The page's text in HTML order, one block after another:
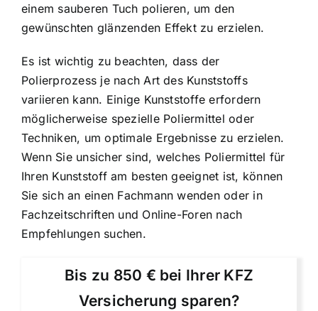
einem sauberen Tuch polieren, um den
gewünschten glänzenden Effekt zu erzielen.
Es ist wichtig zu beachten, dass der
Polierprozess je nach Art des Kunststoffs
variieren kann. Einige Kunststoffe erfordern
möglicherweise spezielle Poliermittel oder
Techniken, um optimale Ergebnisse zu erzielen.
Wenn Sie unsicher sind, welches Poliermittel für
Ihren Kunststoff am besten geeignet ist, können
Sie sich an einen Fachmann wenden oder in
Fachzeitschriften und Online-Foren nach
Empfehlungen suchen.
Bis zu 850 € bei Ihrer KFZ
Versicherung sparen?